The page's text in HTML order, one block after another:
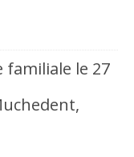
familiale le 27